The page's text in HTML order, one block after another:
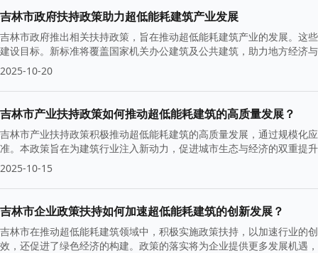
吉林市政府扶持政策助力超低能耗建筑产业发展
吉林市政府推出相关扶持政策，旨在推动超低能耗建筑产业的发展。这
建设目标。新标准将覆盖国家机关办公建筑及公共建筑，助力地方经济
2025-10-20
吉林市产业扶持政策如何推动超低能耗建筑的高质量发展？
吉林市产业扶持政策积极推动超低能耗建筑的高质量发展，通过规模化
准。本政策旨在为建筑行业注入新动力，促进城市生态与经济的双重提
2025-10-15
吉林市企业政策扶持如何加速超低能耗建筑的创新发展？
吉林市在推动超低能耗建筑领域中，积极实施政策扶持，以加速行业的
效，还促进了绿色经济的构建。政策的落实将为企业提供更多发展机遇